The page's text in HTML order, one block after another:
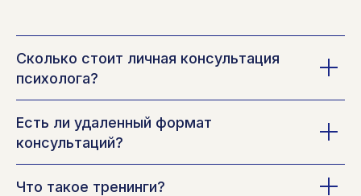
Сколько стоит личная консультация
психолога?
Есть ли удаленный формат
консультаций?
Что такое тренинги?